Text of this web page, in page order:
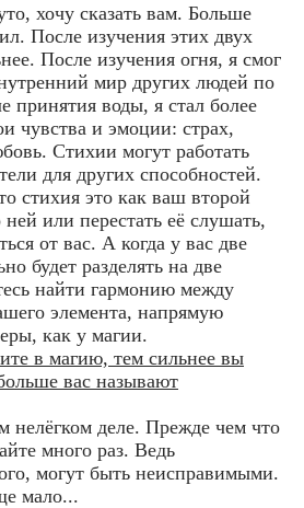
хочу сказать вам. Больше
После изучения этих двух
После изучения огня, я смог
мир других людей по
принятия воды, я стал более
чувства и эмоции: страх,
Стихии могут работать
для других способностей.
стихия это как ваш второй
или перестать её слушать,
от вас. А когда у вас две
будет разделять на две
найти гармонию между
элемента, напрямую
как у магии.
в магию, тем сильнее вы
вас называют
нелёгком деле. Прежде чем что
много раз. Ведь
могут быть неисправимыми.
мало...